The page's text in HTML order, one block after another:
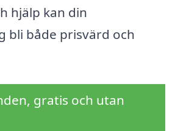
hjälp kan din
bli både prisvärd och
gratis och utan